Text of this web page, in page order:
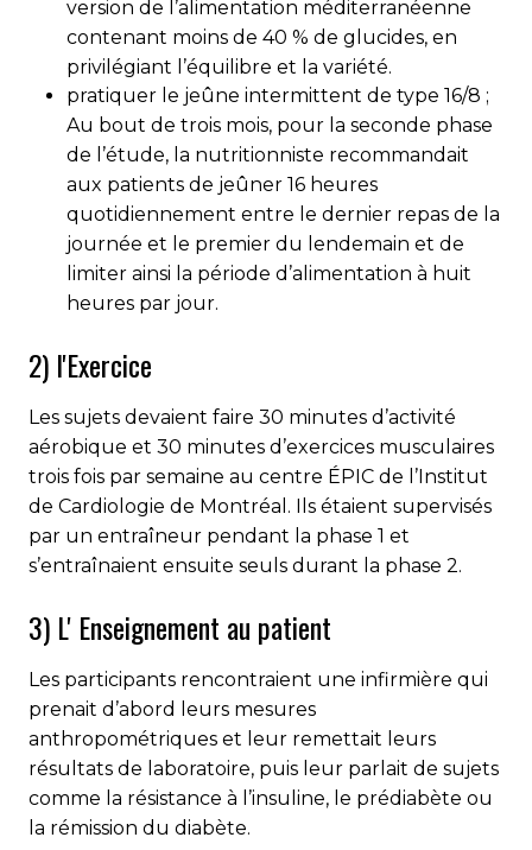
version de l’alimentation méditerranéenne
contenant moins de 40 % de glucides, en
privilégiant l’équilibre et la variété.
pratiquer le jeûne intermittent de type 16/8 ;
Au bout de trois mois, pour la seconde phase
de l’étude, la nutritionniste recommandait
aux patients de jeûner 16 heures
quotidiennement entre le dernier repas de la
journée et le premier du lendemain et de
limiter ainsi la période d’alimentation à huit
heures par jour.
2) l'Exercice
Les sujets devaient faire 30 minutes d’activité
aérobique et 30 minutes d’exercices musculaires
trois fois par semaine au centre ÉPIC de l’Institut
de Cardiologie de Montréal. Ils étaient supervisés
par un entraîneur pendant la phase 1 et
s’entraînaient ensuite seuls durant la phase 2.
3) L' Enseignement au patient
Les participants rencontraient une infirmière qui
prenait d’abord leurs mesures
anthropométriques et leur remettait leurs
résultats de laboratoire, puis leur parlait de sujets
comme la résistance à l’insuline, le prédiabète ou
la rémission du diabète.